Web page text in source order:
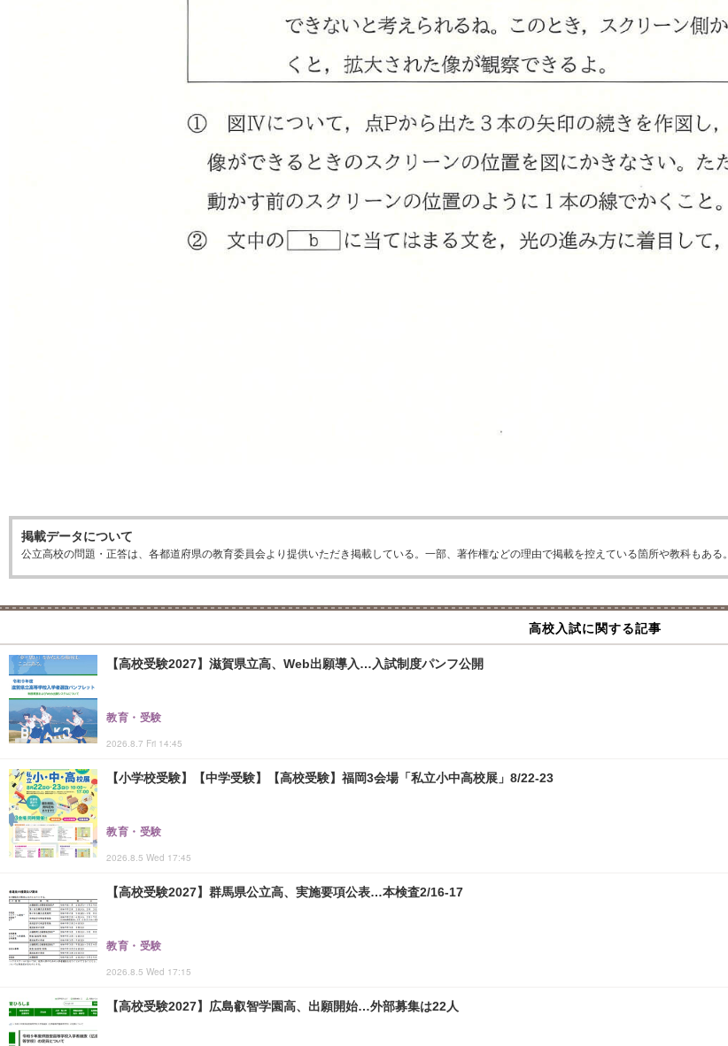
掲載データについて
公立高校の問題・正答は、各都道府県の教育委員会より提供いただき掲載している。一部、著作権などの理由で掲載を控えている箇所や教科もある。
高校入試に関する記事
【高校受験2027】滋賀県立高、Web出願導入…入試制度パンフ公開
教育・受験
2026.8.7 Fri 14:45
【小学校受験】【中学受験】【高校受験】福岡3会場「私立小中高校展」8/22-23
教育・受験
2026.8.5 Wed 17:45
【高校受験2027】群馬県公立高、実施要項公表…本検査2/16-17
教育・受験
2026.8.5 Wed 17:15
【高校受験2027】広島叡智学園高、出願開始…外部募集は22人